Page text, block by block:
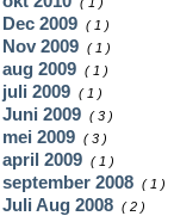
Dec 2009 ( 1 )
Nov 2009 ( 1 )
aug 2009 ( 1 )
juli 2009 ( 1 )
Juni 2009 ( 3 )
mei 2009 ( 3 )
april 2009 ( 1 )
september 2008 ( 1 )
Juli Aug 2008 ( 2 )